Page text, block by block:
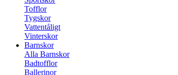
Tofflor
Tygskor
Vattentåligt
Vinterskor
Barnskor
Alla Barnskor
Badtofflor
Ballerinor